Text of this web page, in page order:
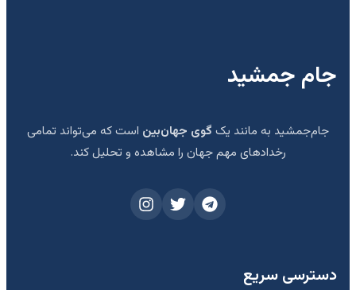
جام جمشید
جام‌جمشید به مانند یک گوی جهان‌بین است که می‌تواند تمامی
رخدادهای مهم جهان را مشاهده و تحلیل کند.
دسترسی سریع